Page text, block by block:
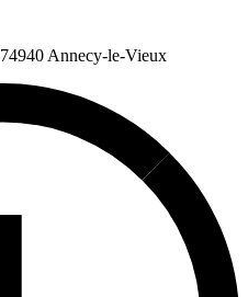
74940 Annecy-le-Vieux